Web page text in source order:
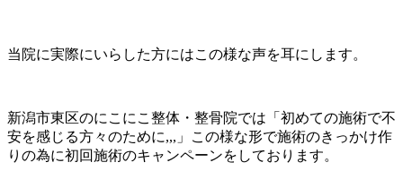
当院に実際にいらした方にはこの様な声を耳にします。
新潟市東区のにこにこ整体・整骨院では「初めての施術で不
安を感じる方々のために,,,」この様な形で施術のきっかけ作
りの為に初回施術のキャンペーンをしております。